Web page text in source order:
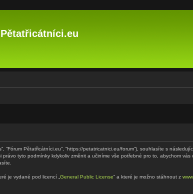
“Fórum Pětatřicátníci.eu”, “https://petatricatnici.eu/forum”), souhlasíte s
tyto podmínky kdykoliv změnit a učiníme vše potřebné pro to, abychom
je vydané pod licencí „ General Public License“ a které je možno stáhnout z